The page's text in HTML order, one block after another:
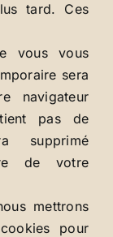
tard. Ces
vous vous
sera
navigateur
pas de
supprimé
de votre
mettrons
pour